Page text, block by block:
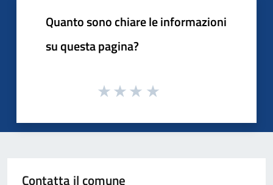
Quanto sono chiare le informazioni
su questa pagina?
Contatta il comune